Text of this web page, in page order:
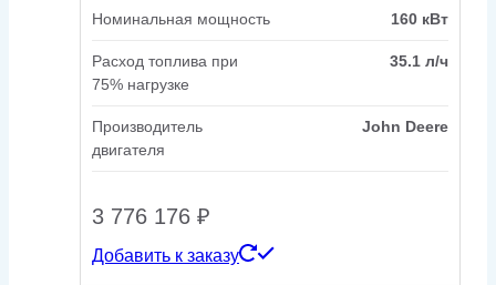
Номинальная мощность 160 кВт
Расход топлива при
75% нагрузке
35.1 л/ч
Производитель
двигателя
John Deere
3 776 176 ₽
Добавить к заказу